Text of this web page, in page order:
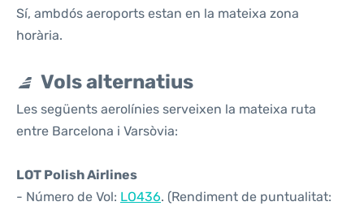
Sí, ambdós aeroports estan en la mateixa zona
horària.
Vols alternatius
Les següents aerolínies serveixen la mateixa ruta
entre Barcelona i Varsòvia:
LOT Polish Airlines
- Número de Vol: LO436. (Rendiment de puntualitat: